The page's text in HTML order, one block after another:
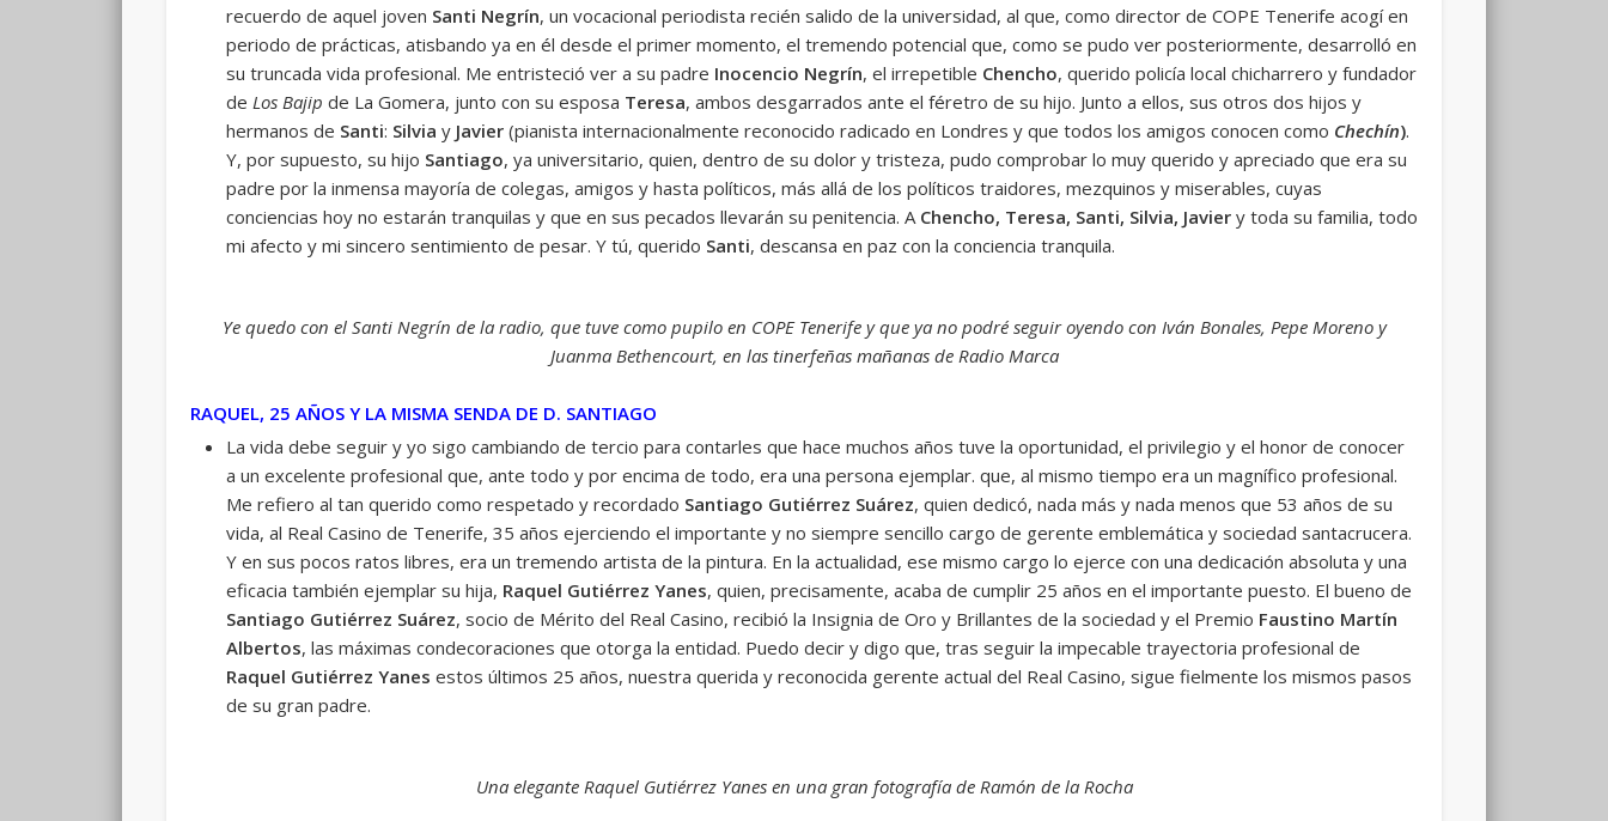
recuerdo de aquel joven Santi Negrín, un vocacional periodista recién salido de la universidad, al que, como director de COPE Tenerife acogí en
periodo de prácticas, atisbando ya en él desde el primer momento, el tremendo potencial que, como se pudo ver posteriormente, desarrolló en
su truncada vida profesional. Me entristeció ver a su padre Inocencio Negrín, el irrepetible Chencho, querido policía local chicharrero y fundador
de Los Bajip de La Gomera, junto con su esposa Teresa, ambos desgarrados ante el féretro de su hijo. Junto a ellos, sus otros dos hijos y
hermanos de Santi: Silvia y Javier(pianista internacionalmente reconocido radicado en Londres y que todos los amigos conocen como Chechín).
Y, por supuesto, su hijo Santiago, ya universitario, quien, dentro de su dolor y tristeza, pudo comprobar lo muy querido y apreciado que era su
padre por la inmensa mayoría de colegas, amigos y hasta políticos, más allá de los políticos traidores, mezquinos y miserables, cuyas
conciencias hoy no estarán tranquilas y que en sus pecados llevarán su penitencia. A Chencho, Teresa, Santi, Silvia, Javiery toda su familia, todo
mi afecto y mi sincero sentimiento de pesar. Y tú, querido Santi, descansa en paz con la conciencia tranquila.
Ye quedo con el Santi Negrín de la radio, que tuve como pupilo en COPE Tenerife y que ya no podré seguir oyendo con Iván Bonales, Pepe Moreno y
Juanma Bethencourt, en las tinerfeñas mañanas de Radio Marca
RAQUEL, 25 AÑOS Y LA MISMA SENDA DE D. SANTIAGO
La vida debe seguir y yo sigo cambiando de tercio para contarles que hace muchos años tuve la oportunidad, el privilegio y el honor de conocer
a un excelente profesional que, ante todo y por encima de todo, era una persona ejemplar. que, al mismo tiempo era un magnífico profesional.
Me refiero al tan querido como respetado y recordado Santiago Gutiérrez Suárez, quien dedicó, nada más y nada menos que 53 años de su
vida, al Real Casino de Tenerife, 35 años ejerciendo el importante y no siempre sencillo cargo de gerente emblemática y sociedad santacrucera.
Y en sus pocos ratos libres, era un tremendo artista de la pintura. En la actualidad, ese mismo cargo lo ejerce con una dedicación absoluta y una
eficacia también ejemplar su hija, Raquel Gutiérrez Yanes, quien, precisamente, acaba de cumplir 25 años en el importante puesto. El bueno de
Santiago Gutiérrez Suárez, socio de Mérito del Real Casino, recibió la Insignia de Oro y Brillantes de la sociedad y el Premio Faustino Martín
Albertos, las máximas condecoraciones que otorga la entidad. Puedo decir y digo que, tras seguir la impecable trayectoria profesional de
Raquel Gutiérrez Yanes estos últimos 25 años, nuestra querida y reconocida gerente actual del Real Casino, sigue fielmente los mismos pasos
de su gran padre.
Una elegante Raquel Gutiérrez Yanes en una gran fotografía de Ramón de la Rocha